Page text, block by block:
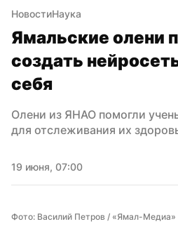
НовостиНаука
Ямальские олени
создать
себя
Олени из ЯНАО помогли
для отслеживания их
19 июня, 07:00
Фото: Василий Петров / «Ямал-Медиа»